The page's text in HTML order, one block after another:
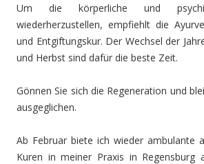
Um die körperliche und
wiederherzustellen, empfiehlt die
und Entgiftungskur. Der Wechsel der
und Herbst sind dafür die beste Zeit.
Gönnen Sie sich die Regeneration und
ausgeglichen.
Ab Februar biete ich wieder ambulante
Kuren in meiner Praxis in Regensburg